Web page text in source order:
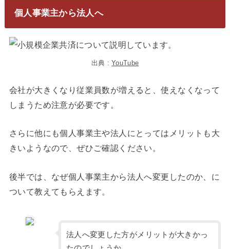
個人事業主から法人へ
出典 :YouTube
会社が大きくなり従業員数が増えると、使えなくなって
しまうため注意が必要です。
さらに他にも個人事業主や法人にとってはメリットも大
きいようなので、ぜひご確認ください。
後半では、なぜ個人事業主から法人へ変更したのか、に
ついて教えてもらえます。
法人へ変更した方がメリットが大きかっ